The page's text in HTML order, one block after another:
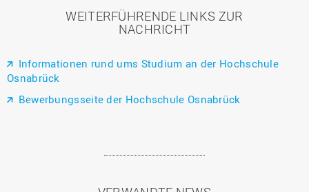
WEITERFÜHRENDE LINKS ZUR
NACHRICHT
Informationen rund ums Studium an der Hochschule
Osnabrück
Bewerbungsseite der Hochschule Osnabrück